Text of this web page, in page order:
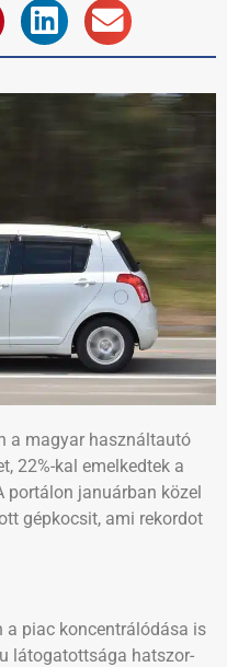
a magyar használtautó
22%-kal emelkedtek a
portálon januárban közel
gépkocsit, ami rekordot
piac koncentrálódása is
látogatottsága hatszor-